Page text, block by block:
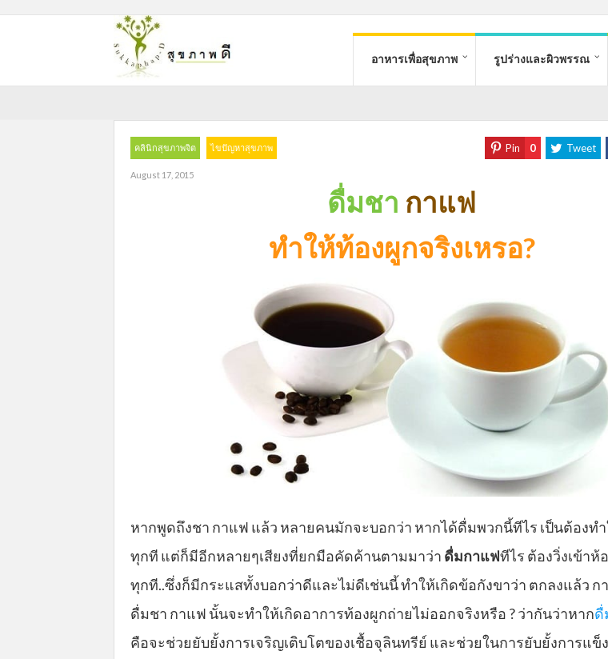
อาหารเพื่อสุขภาพ รูปร่างและผิวพรรณ
คลินิกสุขภาพจิต ไขปัญหาสุขภาพ
August 17, 2015
Tweet
Pin 0
ดื่มชา กาแฟ
ทำให้ท้องผูกจริงเหรอ?
หากพูดถึงชา กาแฟ แล้ว หลายคนมักจะบอกว่า หากได้ดื่มพวกนี้ทีไร เป็นต้องท
ทุกที แต่ก็มีอีกหลายๆเสียงที่ยกมือคัดค้านตามมาว่า ดื่มกาแฟทีไร ต้องวิ่งเข้าห้
ทุกที..ซึ่งก็มีกระแสทั้งบอกว่าดีและไม่ดีเช่นนี้ ทำให้เกิดข้อกังขาว่า ตกลงแล้ว ก
ดื่มชา กาแฟ นั้นจะทำให้เกิดอาการท้องผูกถ่ายไม่ออกจริงหรือ ? ว่ากันว่าหากดื่
คือจะช่วยยับยั้งการเจริญเติบโตของเชื้อจุลินทรีย์ และช่วยในการยับยั้งการแข็